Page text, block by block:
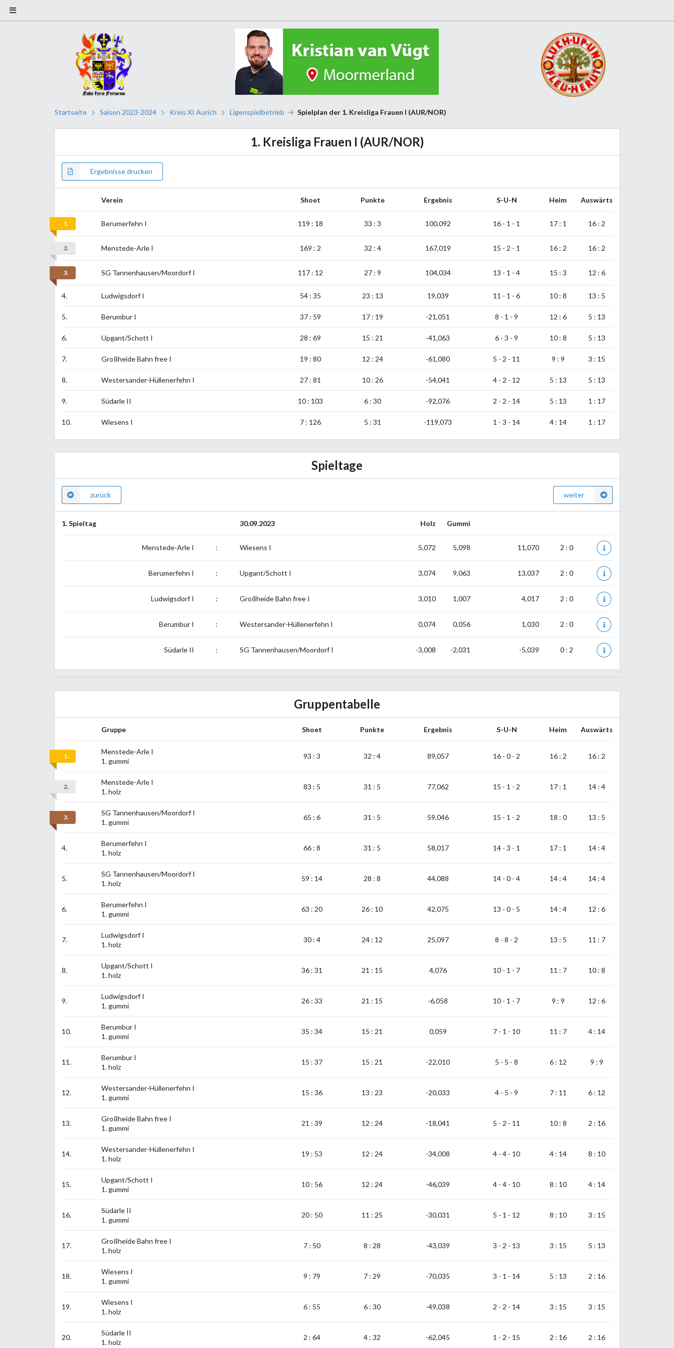
Startseite Saison 2023-2024 Kreis XI Aurich Ligenspielbetrieb Spielplan der 1. Kreisliga Frauen I (AUR/NOR)
1. Kreisliga Frauen I (AUR/NOR)
Ergebnisse drucken
Verein Shoet Punkte Ergebnis S-U-N Heim Auswärts
1. Berumerfehn I 119 : 18 33 : 3 100,092 16 - 1 - 1 17 : 1 16 : 2
2. Menstede-Arle I 169 : 2 32 : 4 167,019 15 - 2 - 1 16 : 2 16 : 2
3. SG Tannenhausen/Moordorf I 117 : 12 27 : 9 104,034 13 - 1 - 4 15 : 3 12 : 6
4. Ludwigsdorf I 54 : 35 23 : 13 19,039 11 - 1 - 6 10 : 8 13 : 5
5. Berumbur I 37 : 59 17 : 19 -21,051 8 - 1 - 9 12 : 6 5 : 13
6. Upgant/Schott I 28 : 69 15 : 21 -41,063 6 - 3 - 9 10 : 8 5 : 13
7. Großheide Bahn free I 19 : 80 12 : 24 -61,080 5 - 2 - 11 9 : 9 3 : 15
8. Westersander-Hüllenerfehn I 27 : 81 10 : 26 -54,041 4 - 2 - 12 5 : 13 5 : 13
9. Südarle II 10 : 103 6 : 30 -92,076 2 - 2 - 14 5 : 13 1 : 17
10. Wiesens I 7 : 126 5 : 31 -119,073 1 - 3 - 14 4 : 14 1 : 17
Spieltage
zurück weiter
1. Spieltag 30.09.2023 Holz Gummi
Menstede-Arle I : Wiesens I 5,072 5,098 11,070 2 : 0
Berumerfehn I : Upgant/Schott I 3,074 9,063 13,037 2 : 0
Ludwigsdorf I : Großheide Bahn free I 3,010 1,007 4,017 2 : 0
Berumbur I : Westersander-Hüllenerfehn I 0,074 0,056 1,030 2 : 0
Südarle II : SG Tannenhausen/Moordorf I -3,008 -2,031 -5,039 0 : 2
Gruppentabelle
Gruppe Shoet Punkte Ergebnis S-U-N Heim Auswärts
1.
Menstede-Arle I
1. gummi
93 : 3 32 : 4 89,057 16 - 0 - 2 16 : 2 16 : 2
2.
Menstede-Arle I
1. holz
83 : 5 31 : 5 77,062 15 - 1 - 2 17 : 1 14 : 4
3.
SG Tannenhausen/Moordorf I
1. gummi
65 : 6 31 : 5 59,046 15 - 1 - 2 18 : 0 13 : 5
4.
Berumerfehn I
1. holz
66 : 8 31 : 5 58,017 14 - 3 - 1 17 : 1 14 : 4
5.
SG Tannenhausen/Moordorf I
1. holz
59 : 14 28 : 8 44,088 14 - 0 - 4 14 : 4 14 : 4
6.
Berumerfehn I
1. gummi
63 : 20 26 : 10 42,075 13 - 0 - 5 14 : 4 12 : 6
7.
Ludwigsdorf I
1. holz
30 : 4 24 : 12 25,097 8 - 8 - 2 13 : 5 11 : 7
8.
Upgant/Schott I
1. holz
36 : 31 21 : 15 4,076 10 - 1 - 7 11 : 7 10 : 8
9.
Ludwigsdorf I
1. gummi
26 : 33 21 : 15 -6,058 10 - 1 - 7 9 : 9 12 : 6
10.
Berumbur I
1. gummi
35 : 34 15 : 21 0,059 7 - 1 - 10 11 : 7 4 : 14
11.
Berumbur I
1. holz
15 : 37 15 : 21 -22,010 5 - 5 - 8 6 : 12 9 : 9
12.
Westersander-Hüllenerfehn I
1. gummi
15 : 36 13 : 23 -20,033 4 - 5 - 9 7 : 11 6 : 12
13.
Großheide Bahn free I
1. gummi
21 : 39 12 : 24 -18,041 5 - 2 - 11 10 : 8 2 : 16
14.
Westersander-Hüllenerfehn I
1. holz
19 : 53 12 : 24 -34,008 4 - 4 - 10 4 : 14 8 : 10
15.
Upgant/Schott I
1. gummi
10 : 56 12 : 24 -46,039 4 - 4 - 10 8 : 10 4 : 14
16.
Südarle II
1. gummi
20 : 50 11 : 25 -30,031 5 - 1 - 12 8 : 10 3 : 15
17.
Großheide Bahn free I
1. holz
7 : 50 8 : 28 -43,039 3 - 2 - 13 3 : 15 5 : 13
18.
Wiesens I
1. gummi
9 : 79 7 : 29 -70,035 3 - 1 - 14 5 : 13 2 : 16
19.
Wiesens I
1. holz
6 : 55 6 : 30 -49,038 2 - 2 - 14 3 : 15 3 : 15
20.
Südarle II
1. holz
2 : 64 4 : 32 -62,045 1 - 2 - 15 2 : 16 2 : 16